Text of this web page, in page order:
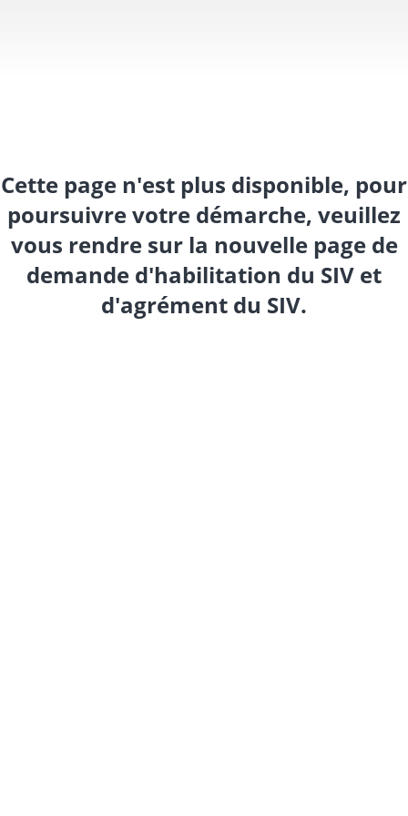
Cette page n'est plus disponible, pour
poursuivre votre démarche, veuillez
vous rendre sur la nouvelle page de
demande d'habilitation du SIV et
d'agrément du SIV.